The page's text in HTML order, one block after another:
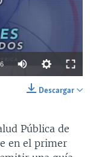
Descargar
Pública de
en el primer